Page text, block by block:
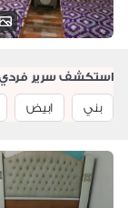
استكشف سرير
بني
ابيض